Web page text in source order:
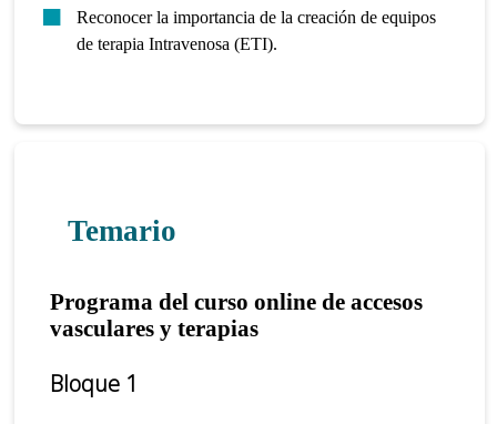
Reconocer la importancia de la creación de equipos
de terapia Intravenosa (ETI).
Temario
Programa del curso online de accesos
vasculares y terapias
Bloque 1